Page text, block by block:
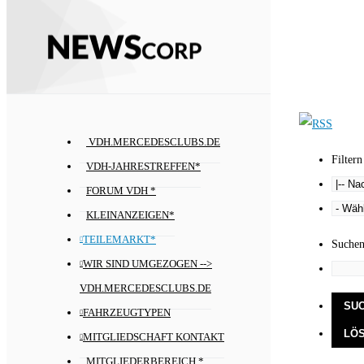
VDH.MERCEDESCLUBS.DE
VDH-JAHRESTREFFEN*
FORUM VDH *
KLEINANZEIGEN*
TEILEMARKT*
WIR SIND UMGEZOGEN -->
VDH.MERCEDESCLUBS.DE
FAHRZEUGTYPEN
MITGLIEDSCHAFT KONTAKT
MITGLIEDERBEREICH *
Filtern
Suchen